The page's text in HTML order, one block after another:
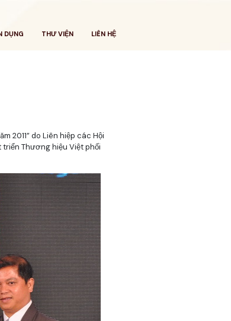
DỤNG THƯ VIỆN LIÊN HỆ
2011” do Liên hiệp các Hội
Thương hiệu Việt phối